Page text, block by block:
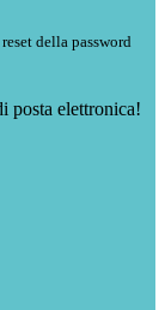
della password
posta elettronica!